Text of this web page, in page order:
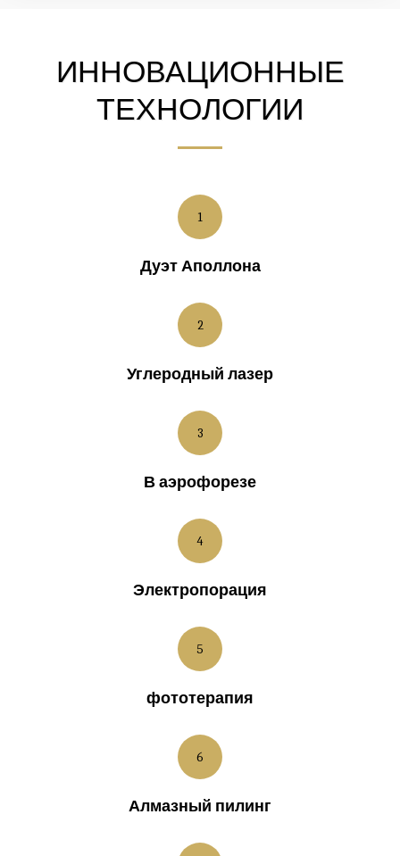
ИННОВАЦИОННЫЕ
ТЕХНОЛОГИИ
1
Дуэт Аполлона
2
Углеродный лазер
3
В аэрофорезе
4
Электропорация
5
фототерапия
6
Алмазный пилинг